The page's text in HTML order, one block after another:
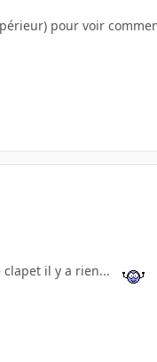
pour voir
il y a rien...